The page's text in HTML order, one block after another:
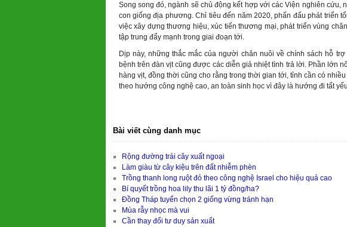
Song song đó, ngành sẽ chủ động kết hợp với các Viện nghiên cứu,
con giống địa phương. Chỉ tiêu đến năm 2020, phấn đấu phát triển
việc xây dựng thương hiệu, xúc tiến thương mại, phát triển vùng
tập trung đẩy mạnh trong giai đoạn tới.
Dịp này, những thắc mắc của người chăn nuôi về chính sách hỗ
bệnh trên đàn vịt cũng được các diễn giả nhiệt tình trả lời. Phần lớn
hàng vịt, đồng thời cũng cho rằng trong thời gian tới, tỉnh cần có
theo hướng công nghệ cao, an toàn sinh học vì đây là hướng đi tất
Bài viết cùng danh mục
Rộng đường trái cây xuất ngoại
Làm giàu từ cây kiệu trên đất nhiễm phèn
Trồng thanh long ruột đỏ theo công nghệ Israel cho hiệu quả cao
Bí quyết trồng hoa lily thu lãi 1 tỷ đồng/ha?
Đồng Tháp tuyển chọn 2 giống vừng tránh hạn
Mùa rẫy nhọc mà vui
Cần thay đổi tư duy sản xuất